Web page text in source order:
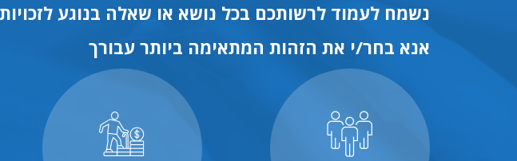
נשמח לעמוד לרשותכם בכל נושא או שאלה בנוגע
אנא בחר/י את הזהות המתאימה ביותר עבורך